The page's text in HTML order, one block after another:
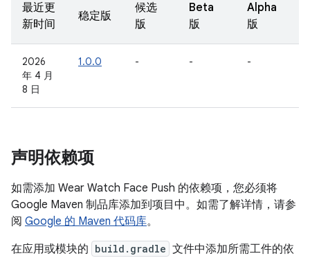
最近更
新时间
稳定版
候选
版
Beta
版
Alpha
版
2026
年 4 月
8 日
1.0.0 - - -
声明依赖项
如需添加 Wear Watch Face Push 的依赖项，您必须将
Google Maven 制品库添加到项目中。如需了解详情，请参
阅 Google 的 Maven 代码库。
在应用或模块的 build.gradle 文件中添加所需工件的依